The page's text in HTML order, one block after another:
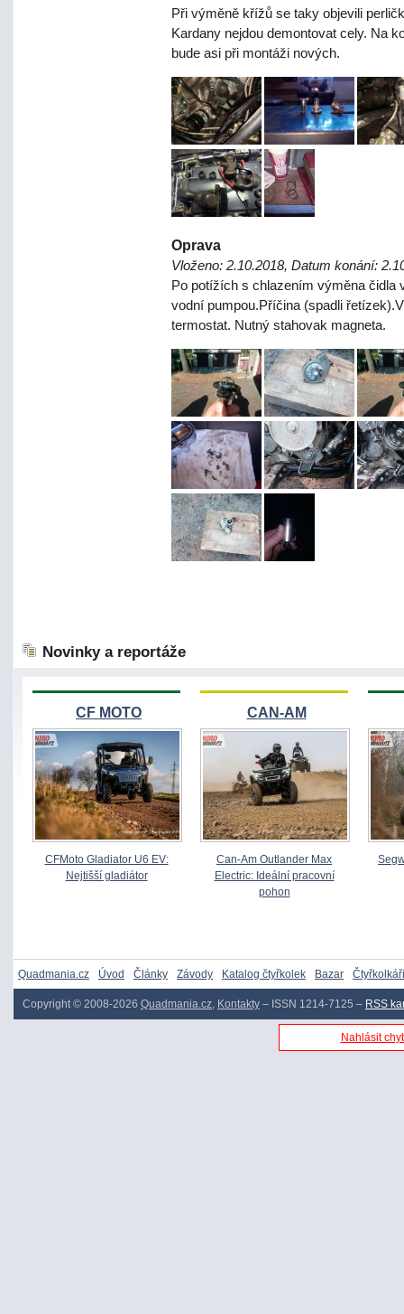
Při výměně křížů se taky objevili
Kardany nejdou demontovat cely. Na
bude asi při montáži nových.
Oprava
Vloženo: 2.10.2018, Datum konání:
Po potížích s chlazením výměna čidla
vodní pumpou.Příčina (spadli
termostat. Nutný stahovak magneta.
Novinky a reportáže
CF MOTO
CFMoto Gladiator U6 EV:
Nejtišší gladiátor
CAN-AM
Can-Am Outlander Max
Electric: Ideální pracovní
pohon
Quadmania.cz Úvod Články Závody Katalog čtyřkolek Bazar Čtyřkolkáři
Copyright © 2008-2026 Quadmania.cz, Kontakty – ISSN 1214-7125 – RSS
Nahlásit